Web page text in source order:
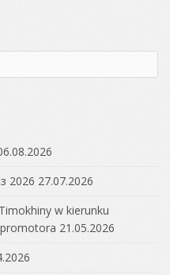
2026 27.07.2026
w kierunku
21.05.2026